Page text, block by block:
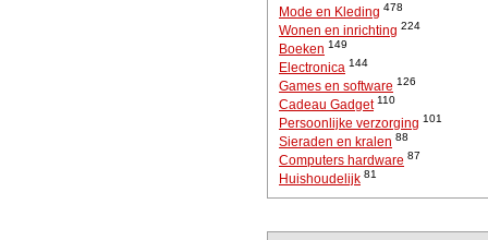
Mode en Kleding 478
Wonen en inrichting 224
Boeken 149
Electronica 144
Games en software 126
Cadeau Gadget 110
Persoonlijke verzorging 101
Sieraden en kralen 88
Computers hardware 87
Huishoudelijk 81